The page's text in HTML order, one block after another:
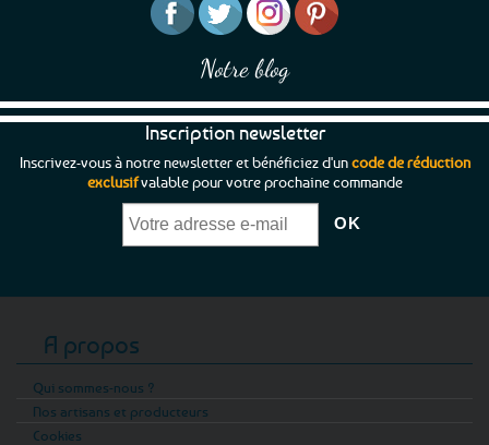
Notre blog
Inscription newsletter
Inscrivez-vous à notre newsletter et bénéficiez d'uncode de réduction
exclusifvalable pour votre prochaine commande
A propos
Qui sommes-nous ?
Nos artisans et producteurs
Cookies